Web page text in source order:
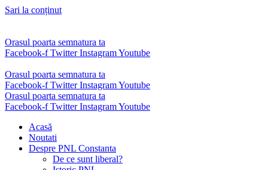
Sari la conținut
Orasul poarta semnatura ta
Facebook-f Twitter InstagramYoutube
Orasul poarta semnatura ta
Facebook-f Twitter InstagramYoutube
Orasul poarta semnatura ta
Facebook-f Twitter InstagramYoutube
Acasă
Noutati
Despre PNL Constanta
De ce sunt liberal?